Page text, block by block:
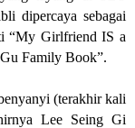
dipercaya sebagai
“My Girlfriend IS a
Family Book”.
(terakhir kali
Lee Seing Gi